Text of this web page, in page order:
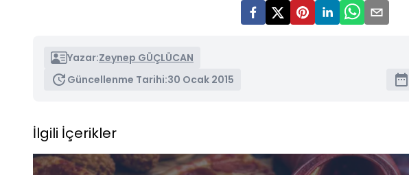
Yazar:Zeynep GÜÇLÜCAN
Güncellenme Tarihi:30 Ocak 2015
İlgili İçerikler